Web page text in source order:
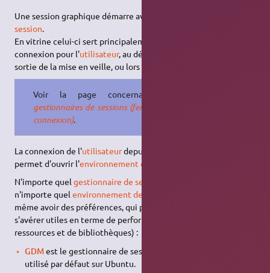
Une session graphique démarre avec un
session.
En vitrine celui-ci sert principalement à afficher une fenêtre de
connexion pour l'utilisateur, au démarrage de l'ordinateur, à la
sortie de la mise en veille, ou lors d'une fermeture de session.
Voir la page concernant
gestionnaires de sessions (fenêtres de
connexion).
La connexion de l'utilisateurdepuis le
permet d'ouvrir l'environnement de bureau
N'importe quelgestionnaire de session
n'importe quelenvironnement de bureau
même avoir des préférences, qui peuvent en particulier
s'avérer utiles en terme de performances (et de partage de
ressources et de bibliothèques) :
GDMest le gestionnaire de session de
utilisé par défaut sur Ubuntu.